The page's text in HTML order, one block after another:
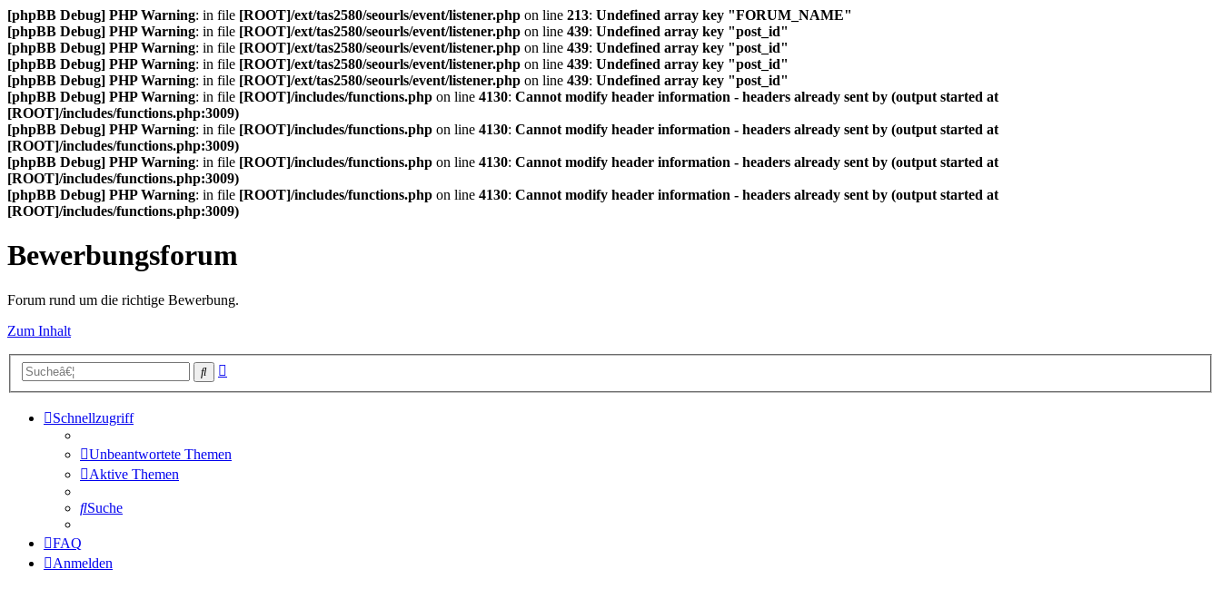
[phpBB Debug] PHP Warning: in file [ROOT]/ext/tas2580/seourls/event/listener.php on line 213: Undefined array key "FORUM_NAME"
[phpBB Debug] PHP Warning: in file [ROOT]/ext/tas2580/seourls/event/listener.php on line 439: Undefined array key "post_id"
[phpBB Debug] PHP Warning: in file [ROOT]/ext/tas2580/seourls/event/listener.php on line 439: Undefined array key "post_id"
[phpBB Debug] PHP Warning: in file [ROOT]/ext/tas2580/seourls/event/listener.php on line 439: Undefined array key "post_id"
[phpBB Debug] PHP Warning: in file [ROOT]/ext/tas2580/seourls/event/listener.php on line 439: Undefined array key "post_id"
[phpBB Debug] PHP Warning: in file [ROOT]/includes/functions.php on line 4130: Cannot modify header information - headers already sent by (output started at
[ROOT]/includes/functions.php:3009)
[phpBB Debug] PHP Warning: in file [ROOT]/includes/functions.php on line 4130: Cannot modify header information - headers already sent by (output started at
[ROOT]/includes/functions.php:3009)
[phpBB Debug] PHP Warning: in file [ROOT]/includes/functions.php on line 4130: Cannot modify header information - headers already sent by (output started at
[ROOT]/includes/functions.php:3009)
[phpBB Debug] PHP Warning: in file [ROOT]/includes/functions.php on line 4130: Cannot modify header information - headers already sent by (output started at
[ROOT]/includes/functions.php:3009)
Bewerbungsforum
Forum rund um die richtige Bewerbung.
Zum Inhalt
Suche
Schnellzugriff
Unbeantwortete Themen
Aktive Themen
Suche
FAQ
Anmelden